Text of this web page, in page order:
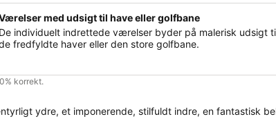
med udsigt til have eller golfbane
De individuelt indrettede værelser byder på malerisk udsigt
fredfyldte haver eller den store golfbane.
korrekt.
ydre, et imponerende, stilfuldt indre, en fantastisk